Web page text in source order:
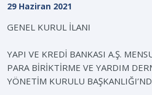
29 Haziran 2021
GENEL KURUL İLANI
YAPI VE KREDİ BANKASI A.Ş.
PARA BİRİKTİRME VE YARDIM
YÖNETİM KURULU